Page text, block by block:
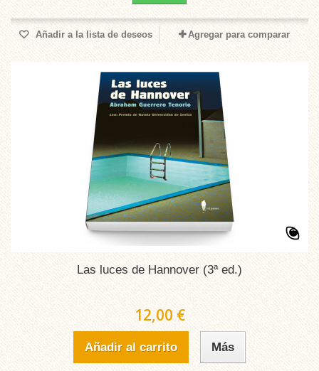
Añadir a la lista de deseos Agregar para comparar
Las luces de Hannover (3ª ed.)
12,00 €
Añadir al carrito Más